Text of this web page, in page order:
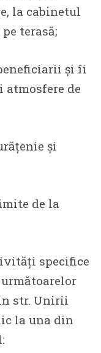
la cabinetul
terasă;
și îi
atmosfere de
și
de la
specifice
str. Unirii
la una din